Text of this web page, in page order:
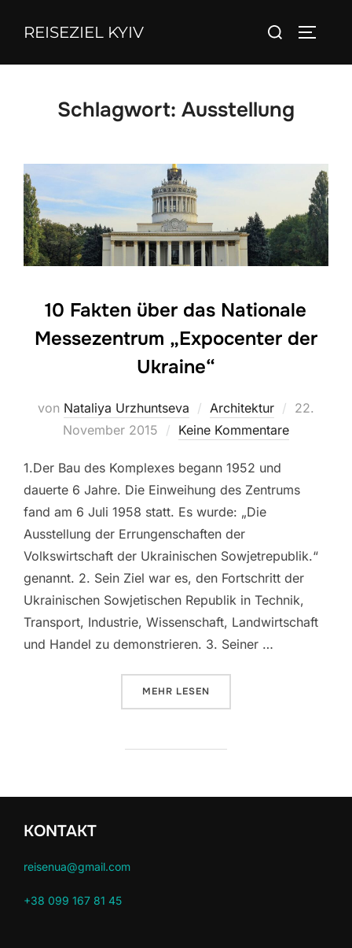
InhaltREISEZIEL KYIV
Suchen
Schlagwort: Ausstellung
10 Fakten über das Nationale
Messezentrum „Expocenter der
Ukraine“
von Nataliya Urzhuntseva Architektur
22.
November 2015
Keine Kommentare
1.Der Bau des Komplexes begann 1952 und
dauerte 6 Jahre. Die Einweihung des Zentrums
fand am 6 Juli 1958 statt. Es wurde: „Die
Ausstellung der Errungenschaften der
Volkswirtschaft der Ukrainischen Sowjetrepublik.“
genannt. 2. Sein Ziel war es, den Fortschritt der
Ukrainischen Sowjetischen Republik in Technik,
Transport, Industrie, Wissenschaft, Landwirtschaft
und Handel zu demonstrieren. 3. Seiner …
MEHR ÜBER „10 FAKTEN ÜBER DAS
LESEN
KONTAKT
reisenua@gmail.com
+38 099 167 81 45